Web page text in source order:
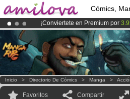
Cómics,
¡Conviertete en Premium por
¡El Kickstarter Amilova está
¡Ya tenemos 134393miembrosy
Inicio > Directorio De Cómics > Manga >
Favoritos Compartir